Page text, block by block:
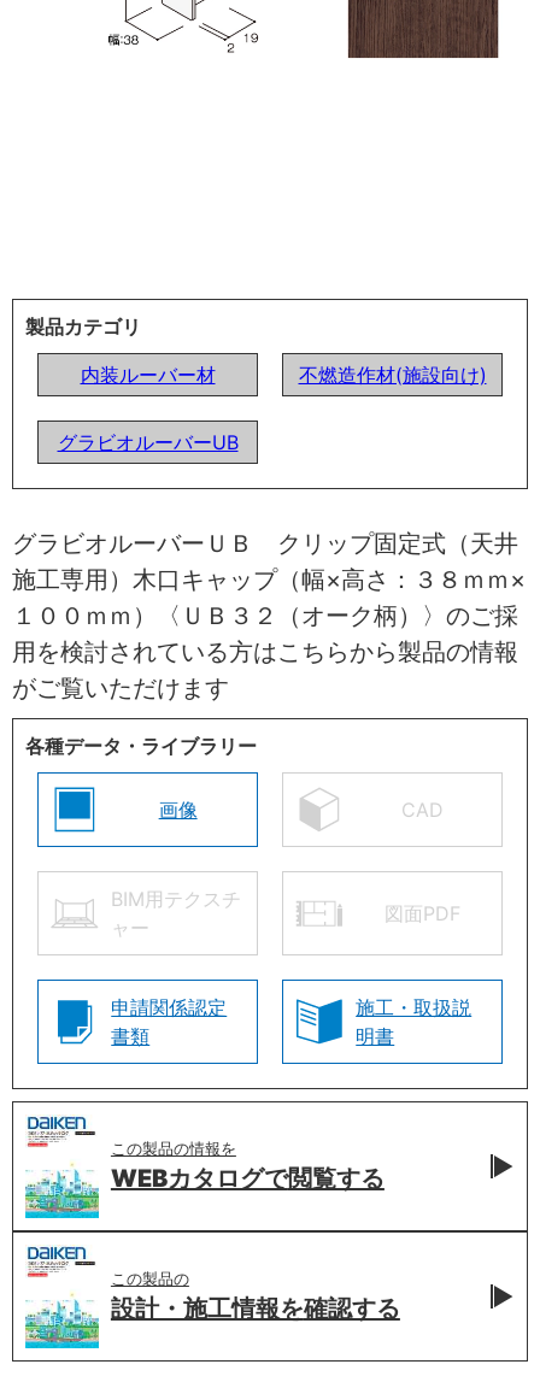
製品カテゴリ
内装ルーバー材
不燃造作材(施設向け)
グラビオルーバーUB
グラビオルーバーＵＢ クリップ固定式（天井
施工専用）木口キャップ（幅×高さ：３８ｍｍ×
１００ｍｍ）〈ＵＢ３２（オーク柄）〉のご採
用を検討されている方はこちらから製品の情報
がご覧いただけます
各種データ・ライブラリー
画像 CAD
BIM用テクスチ
ャー
図面PDF
申請関係認定
書類
施工・取扱説
明書
この製品の情報を
WEBカタログで閲覧する
この製品の
設計・施工情報を確認する